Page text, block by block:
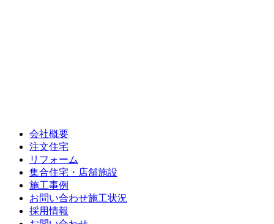
会社概要
注文住宅
リフォーム
集合住宅・店舗施設
施工事例
お問い合わせ施工状況
採用情報